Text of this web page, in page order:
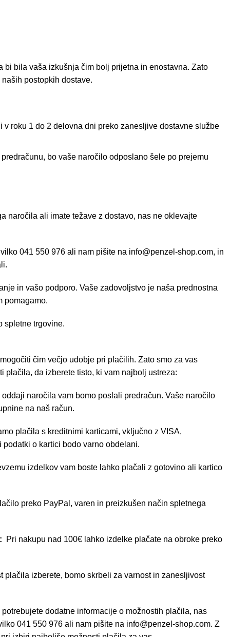
bi bila vaša izkušnja čim bolj prijetna in enostavna. Zato
postopkih dostave.
roku 1 do 2 delovna dni preko zanesljive dostavne službe
bo vaše naročilo odposlano šele po prejemu
naročila ali imate težave z dostavo, nas ne oklevajte
041 550 976 ali nam pišite na info@penzel-shop.com, in
in vašo podporo. Vaše zadovoljstvo je naša prednostna
pomagamo.
spletne trgovine.
čim večjo udobje pri plačilih. Zato smo za vas
plačila, da izberete tisto, ki vam najbolj ustreza:
oddaji naročila vam bomo poslali predračun. Vaše naročilo
na naš račun.
plačila s kreditnimi karticami, vključno z VISA,
podatki o kartici bodo varno obdelani.
izdelkov vam boste lahko plačali z gotovino ali kartico
preko PayPal, varen in preizkušen način spletnega
Pri nakupu nad 100€ lahko izdelke plačate na obroke preko
plačila izberete, bomo skrbeli za varnost in zanesljivost
dodatne informacije o možnostih plačila, nas
041 550 976 ali nam pišite na info@penzel-shop.com. Z